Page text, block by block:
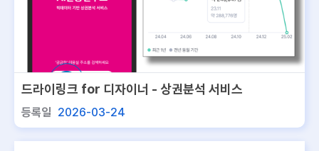
드라이링크 for 디자이너 - 상권분석 서비스
등록일 2026-03-24